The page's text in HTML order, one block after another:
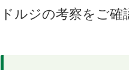
ドルジの考察をご確